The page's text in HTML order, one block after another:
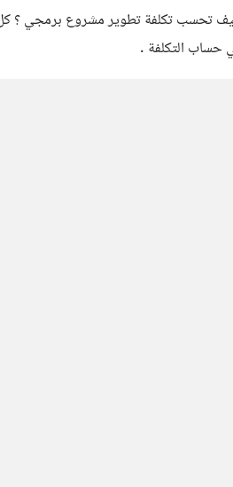
تحسب تكلفة تطوير مشروع برمجي ؟ كل
حساب التكلفة .